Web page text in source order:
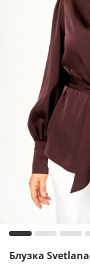
Блузка